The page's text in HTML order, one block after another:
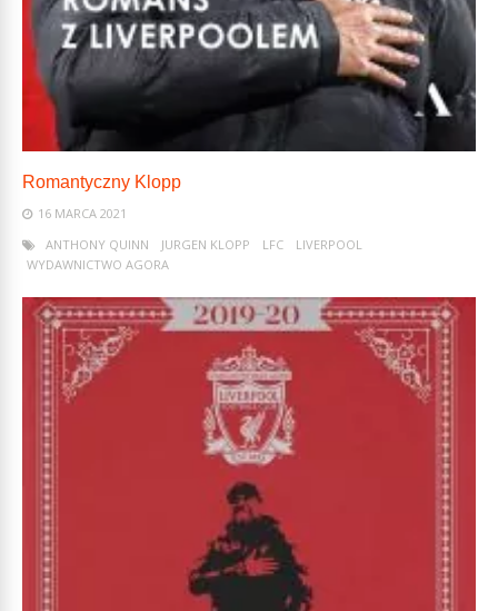
Romantyczny Klopp
16 MARCA 2021
ANTHONY QUINN
JURGEN KLOPP LFC
LIVERPOOL
WYDAWNICTWO AGORA